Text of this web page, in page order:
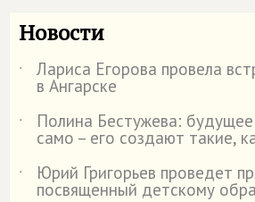
Новости
˙ Лариса Егорова провела
в Ангарске
˙
Полина Бестужева: будущее
само – его создают такие,
˙
Юрий Григорьев проведет
посвященный детскому